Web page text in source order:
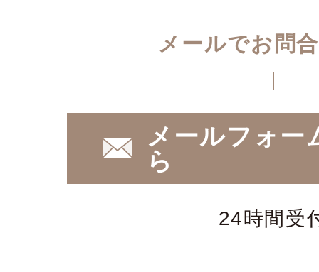
メールでお問
メールフォー
ら
24時間受